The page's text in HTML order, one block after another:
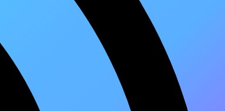
KR1T, Ай-Q, СЭЛ - Признаться пора
KR1T - Чувства на память
KR1T - На-на